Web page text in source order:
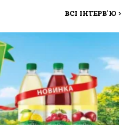
ВСІ ІНТЕРВ'Ю >